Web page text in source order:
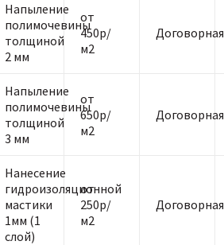
Напыление
полимочевины
толщиной
2 мм
от
450р/
м2
Договорная
Напыление
полимочевины
толщиной
3 мм
от
650р/
м2
Договорная
Нанесение
гидроизоляционной
мастики
1мм (1
слой)
от
250р/
м2
Договорная